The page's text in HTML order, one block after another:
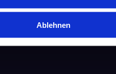
Ablehnen